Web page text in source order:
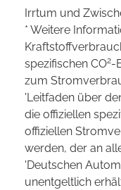
Irrtum und
* Weitere
spezifischen CO2-
zum
'Leitfaden über
die offiziellen
offiziellen
werden, der an
'Deutschen
unentgeltlich